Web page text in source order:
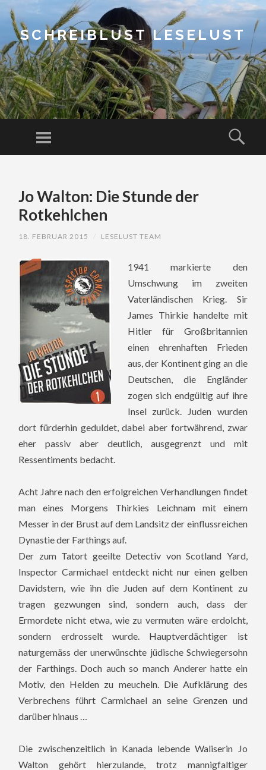
SCHREIBLUST LESELUST
Menu
CONTENT
Jo Walton: Die Stunde der
Rotkehlchen
18. FEBRUAR 2015 LESELUST TEAM
1941 markierte den
Umschwung im zweiten
Vaterländischen Krieg. Sir
James Thirkie handelte mit
Hitler für Großbritannien
einen ehrenhaften Frieden
aus, der Kontinent ging an die
Deutschen, die Engländer
zogen sich endgültig auf ihre
Insel zurück. Juden wurden
dort fürderhin geduldet, dabei aber fortwährend, zwar
eher passiv aber deutlich, ausgegrenzt und mit
Ressentiments bedacht.
Acht Jahre nach den erfolgreichen Verhandlungen findet
man eines Morgens Thirkies Leichnam mit einem
Messer in der Brust auf dem Landsitz der einflussreichen
Dynastie der Farthings auf.
Der zum Tatort geeilte Detectiv von Scotland Yard,
Inspector Carmichael entdeckt nicht nur einen gelben
Davidstern, wie ihn die Juden auf dem Kontinent zu
tragen gezwungen sind, sondern auch, dass der
Ermordete nicht etwa, wie zu vermuten wäre erdolcht,
sondern erdrosselt wurde. Hauptverdächtiger ist
naturgemäss der unerwünschte jüdische Schwiegersohn
der Farthings. Doch auch so manch Anderer hatte ein
Motiv, den Helden zu meucheln. Die Aufklärung des
Verbrechens führt Carmichael an seine Grenzen und
darüber hinaus …
Die zwischenzeitlich in Kanada lebende Waliserin Jo
Walton gehört hierzulande, trotz mannigfaltiger